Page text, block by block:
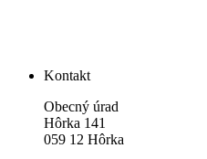
Kontakt
Obecný úrad
Hôrka 141
059 12 Hôrka